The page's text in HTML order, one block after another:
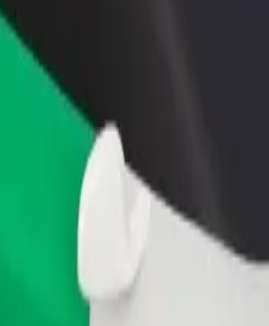
vistazo a nuestros servicios y encuentra
Descargar la app